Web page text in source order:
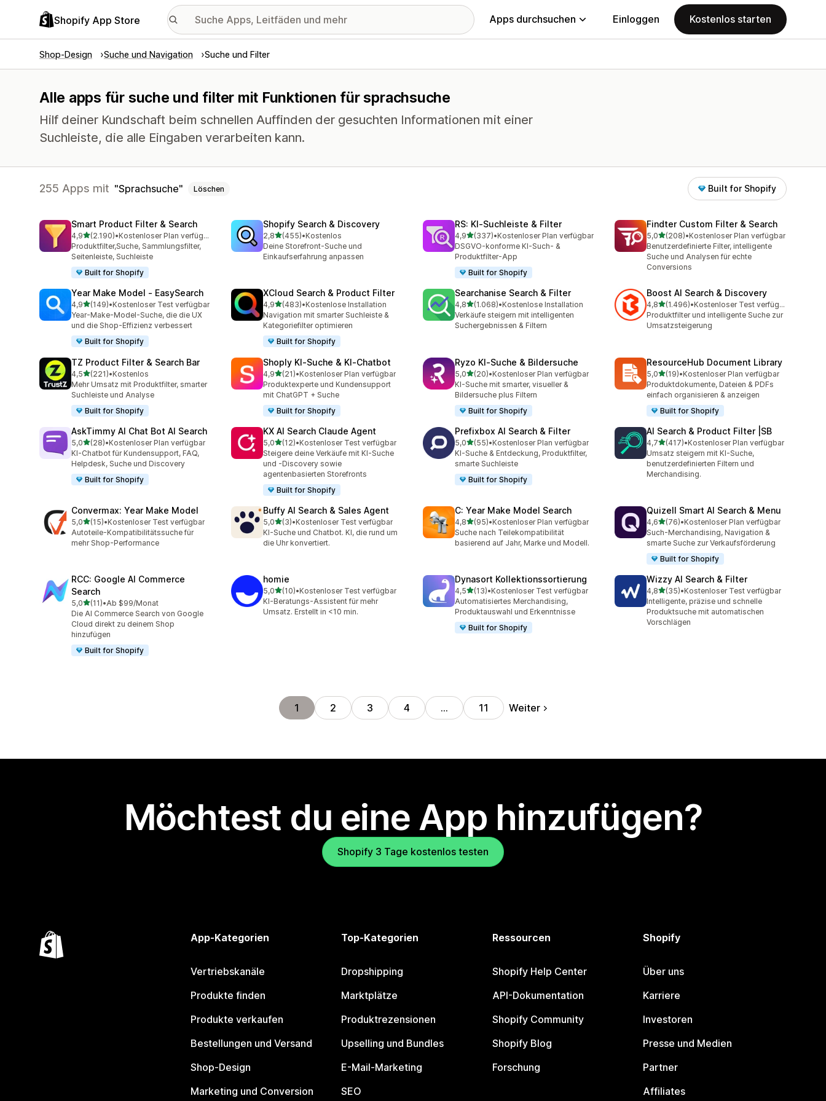
Shopify App Store Apps durchsuchen Einloggen Kostenlos starten
Shop-Design Suche und Navigation Suche und Filter
Alle apps für suche und filter mit Funktionen für sprachsuche
Hilf deiner Kundschaft beim schnellen Auffinden der gesuchten Informationen mit einer
Suchleiste, die alle Eingaben verarbeiten kann.
255 Apps mit Sprachsuche Löschen Built for Shopify
Smart Product Filter & Search
4,9von 5 Sternen
(2.190)
2190 Rezensionen insgesamt
•
Kostenloser Plan verfügbar
Produktfilter,Suche, Sammlungsfilter,
Seitenleiste, Suchleiste
Built for Shopify
Shopify Search & Discovery
2,8von 5 Sternen
(455)
455 Rezensionen insgesamt
•Kostenlos
Deine Storefront-Suche und
Einkaufserfahrung anpassen
RS: KI‑Suchleiste & Filter
4,9von 5 Sternen
(337)
337 Rezensionen insgesamt
•Kostenloser Plan verfügbar
DSGVO-konforme KI-Such- &
Produktfilter-App
Built for Shopify
Findter Custom Filter & Search
5,0von 5 Sternen
(208)
208 Rezensionen insgesamt
•Kostenloser Plan verfügbar
Benutzerdefinierte Filter, intelligente
Suche und Analysen für echte
Conversions
Year Make Model ‑ EasySearch
4,9von 5 Sternen
(149)
149 Rezensionen insgesamt
•Kostenloser Test verfügbar
Year-Make-Model-Suche, die die UX
und die Shop-Effizienz verbessert
Built for Shopify
XCloud Search & Product Filter
4,9von 5 Sternen
(483)
483 Rezensionen insgesamt
•Kostenlose Installation
Navigation mit smarter Suchleiste &
Kategoriefilter optimieren
Built for Shopify
Searchanise Search & Filter
4,8von 5 Sternen
(1.068)
1068 Rezensionen insgesamt
•Kostenlose Installation
Verkäufe steigern mit intelligenten
Suchergebnissen & Filtern
Boost AI Search & Discovery
4,8von 5 Sternen
(1.496)
1496 Rezensionen insgesamt
•
Kostenloser Test verfügbar
Produktfilter und intelligente Suche zur
Umsatzsteigerung
TZ Product Filter & Search Bar
4,5von 5 Sternen
(221)
221 Rezensionen insgesamt
•Kostenlos
Mehr Umsatz mit Produktfilter, smarter
Suchleiste und Analyse
Built for Shopify
Shoply KI‑Suche & KI‑Chatbot
4,9von 5 Sternen
(21)
21 Rezensionen insgesamt
•Kostenloser Plan verfügbar
Produktexperte und Kundensupport
mit ChatGPT + Suche
Built for Shopify
Ryzo KI‑Suche & Bildersuche
5,0von 5 Sternen
(20)
20 Rezensionen insgesamt
•Kostenloser Plan verfügbar
KI-Suche mit smarter, visueller &
Bildersuche plus Filtern
Built for Shopify
ResourceHub Document Library
5,0von 5 Sternen
(19)
19 Rezensionen insgesamt
•Kostenloser Plan verfügbar
Produktdokumente, Dateien & PDFs
einfach organisieren & anzeigen
Built for Shopify
AskTimmy AI Chat Bot AI Search
5,0von 5 Sternen
(28)
28 Rezensionen insgesamt
•Kostenloser Plan verfügbar
KI-Chatbot für Kundensupport, FAQ,
Helpdesk, Suche und Discovery
Built for Shopify
KX AI Search Claude Agent
5,0von 5 Sternen
(12)
12 Rezensionen insgesamt
•Kostenloser Test verfügbar
Steigere deine Verkäufe mit KI-Suche
und -Discovery sowie
agentenbasierten Storefronts
Built for Shopify
Prefixbox AI Search & Filter
5,0von 5 Sternen
(55)
55 Rezensionen insgesamt
•Kostenloser Plan verfügbar
KI-Suche & Entdeckung, Produktfilter,
smarte Suchleiste
Built for Shopify
AI Search & Product Filter |SB
4,7von 5 Sternen
(417)
417 Rezensionen insgesamt
•Kostenloser Plan verfügbar
Umsatz steigern mit KI-Suche,
benutzerdefinierten Filtern und
Merchandising.
Convermax: Year Make Model
5,0von 5 Sternen
(15)
15 Rezensionen insgesamt
•Kostenloser Test verfügbar
Autoteile-Kompatibilitätssuche für
mehr Shop-Performance
Buffy AI Search & Sales Agent
5,0von 5 Sternen
(3)
3 Rezensionen insgesamt
•Kostenloser Test verfügbar
KI-Suche und Chatbot. KI, die rund um
die Uhr konvertiert.
C: Year Make Model Search
4,8von 5 Sternen
(95)
95 Rezensionen insgesamt
•Kostenloser Plan verfügbar
Suche nach Teilekompatibilität
basierend auf Jahr, Marke und Modell.
Quizell Smart AI Search & Menu
4,6von 5 Sternen
(76)
76 Rezensionen insgesamt
•Kostenloser Plan verfügbar
Such-Merchandising, Navigation &
smarte Suche zur Verkaufsförderung
Built for Shopify
RCC: Google AI Commerce
Search
5,0von 5 Sternen
(11)
11 Rezensionen insgesamt
•Ab $99/Monat
Die AI Commerce Search von Google
Cloud direkt zu deinem Shop
hinzufügen
Built for Shopify
homie
5,0von 5 Sternen
(10)
10 Rezensionen insgesamt
•Kostenloser Test verfügbar
KI-Beratungs-Assistent für mehr
Umsatz. Erstellt in <10 min.
Dynasort Kollektionssortierung
4,5von 5 Sternen
(13)
13 Rezensionen insgesamt
•Kostenloser Test verfügbar
Automatisiertes Merchandising,
Produktauswahl und Erkenntnisse
Built for Shopify
Wizzy AI Search & Filter
4,8von 5 Sternen
(35)
35 Rezensionen insgesamt
•Kostenloser Test verfügbar
Intelligente, präzise und schnelle
Produktsuche mit automatischen
Vorschlägen
1 2 3 4 … 11 Weiter
Möchtest du eine App hinzufügen?
Shopify 3 Tage kostenlos testen
App-Kategorien
Vertriebskanäle
Produkte finden
Produkte verkaufen
Bestellungen und Versand
Shop-Design
Marketing und Conversion
Top-Kategorien
Dropshipping
Marktplätze
Produktrezensionen
Upselling und Bundles
E-Mail-Marketing
SEO
Ressourcen
Shopify Help Center
API-Dokumentation
Shopify Community
Shopify Blog
Forschung
Shopify
Über uns
Karriere
Investoren
Presse und Medien
Partner
Affiliates